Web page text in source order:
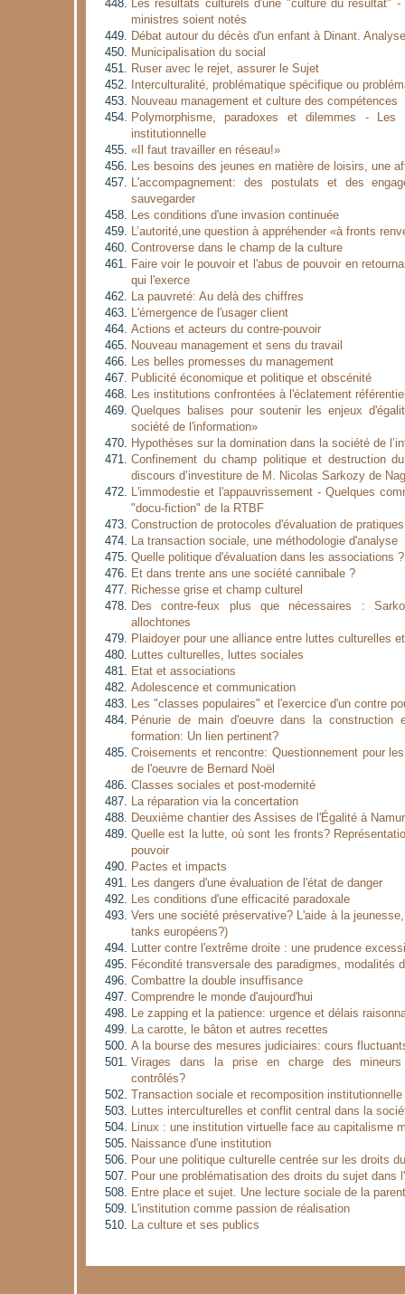
Les résultats culturels d'une "culture du résultat"
ministres soient notés
Débat autour du décès d'un enfant à Dinant.
Municipalisation du social
Ruser avec le rejet, assurer le Sujet
Interculturalité, problématique spécifique ou
Nouveau management et culture des compétences
Polymorphisme, paradoxes et dilemmes -
institutionnelle
«Il faut travailler en réseau!»
Les besoins des jeunes en matière de loisirs, une
L'accompagnement: des postulats et des
sauvegarder
Les conditions d'une invasion continuée
L’autorité,une question à appréhender «à fronts
Controverse dans le champ de la culture
Faire voir le pouvoir et l'abus de pouvoir en
qui l'exerce
La pauvreté: Au delà des chiffres
L'émergence de l'usager client
Actions et acteurs du contre-pouvoir
Nouveau management et sens du travail
Les belles promesses du management
Publicité économique et politique et obscénité
Les institutions confrontées à l'éclatement
Quelques balises pour soutenir les enjeux
société de l'information»
Hypothèses sur la domination dans la société de
Confinement du champ politique et destruction
discours d’investiture de M. Nicolas Sarkozy de
L'immodestie et l'appauvrissement - Quelques
"docu-fiction" de la RTBF
Construction de protocoles d'évaluation de
La transaction sociale, une méthodologie d'analyse
Quelle politique d'évaluation dans les associations ?
Et dans trente ans une société cannibale ?
Richesse grise et champ culturel
Des contre-feux plus que nécessaires :
allochtones
Plaidoyer pour une alliance entre luttes culturelles
Luttes culturelles, luttes sociales
Etat et associations
Adolescence et communication
Les "classes populaires" et l'exercice d'un contre
Pénurie de main d'oeuvre dans la construction
formation: Un lien pertinent?
Croisements et rencontre: Questionnement pour
de l'oeuvre de Bernard Noël
Classes sociales et post-modernité
La réparation via la concertation
Deuxième chantier des Assises de l'Égalité à Namur
Quelle est la lutte, où sont les fronts?
pouvoir
Pactes et impacts
Les dangers d'une évaluation de l'état de danger
Les conditions d'une efficacité paradoxale
Vers une société préservative? L'aide à la
tanks européens?)
Lutter contre l'extrême droite : une prudence
Fécondité transversale des paradigmes, modalités
Combattre la double insuffisance
Comprendre le monde d'aujourd'hui
Le zapping et la patience: urgence et délais
La carotte, le bâton et autres recettes
A la bourse des mesures judiciaires: cours
Virages dans la prise en charge des mineurs
contrôlés?
Transaction sociale et recomposition institutionnelle
Luttes interculturelles et conflit central dans la
Linux : une institution virtuelle face au capitalisme
Naissance d'une institution
Pour une politique culturelle centrée sur les droits
Pour une problématisation des droits du sujet dans
Entre place et sujet. Une lecture sociale de la
L'institution comme passion de réalisation
La culture et ses publics